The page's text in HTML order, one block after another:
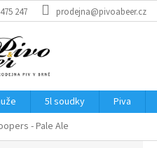
247 prodejna@pivoabeer.cz
5l soudky Piva
- Pale Ale